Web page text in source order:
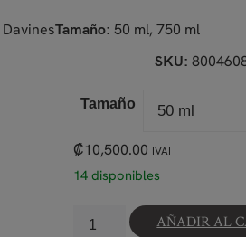
DavinesTamaño: 50 ml, 750 ml
SKU:
Tamaño
₡10,500.00 IVAI
14 disponibles
AÑADIR AL